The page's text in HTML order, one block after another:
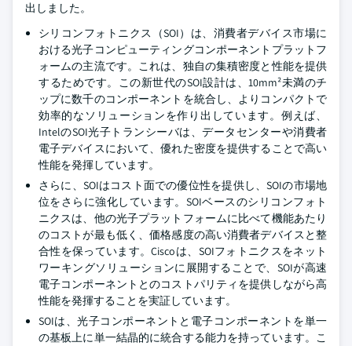
出しました。
シリコンフォトニクス（SOI）は、消費者デバイス市場に
おける光子コンピューティングコンポーネントプラットフ
ォームの主流です。これは、独自の集積密度と性能を提供
するためです。この新世代のSOI設計は、10mm²未満のチ
ップに数千のコンポーネントを統合し、よりコンパクトで
効率的なソリューションを作り出しています。例えば、
IntelのSOI光子トランシーバは、データセンターや消費者
電子デバイスにおいて、優れた密度を提供することで高い
性能を発揮しています。
さらに、SOIはコスト面での優位性を提供し、SOIの市場地
位をさらに強化しています。SOIベースのシリコンフォト
ニクスは、他の光子プラットフォームに比べて機能あたり
のコストが最も低く、価格感度の高い消費者デバイスと整
合性を保っています。Ciscoは、SOIフォトニクスをネット
ワーキングソリューションに展開することで、SOIが高速
電子コンポーネントとのコストパリティを提供しながら高
性能を発揮することを実証しています。
SOIは、光子コンポーネントと電子コンポーネントを単一
の基板上に単一結晶的に統合する能力を持っています。こ